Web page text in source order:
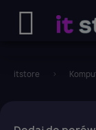
itstore